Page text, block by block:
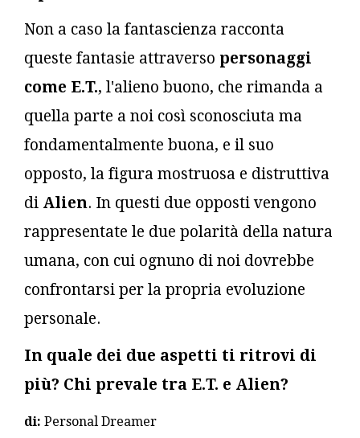
Non a caso la fantascienza racconta
queste fantasie attraverso personaggi
come E.T., l'alieno buono, che rimanda a
quella parte a noi così sconosciuta ma
fondamentalmente buona, e il suo
opposto, la figura mostruosa e distruttiva
di Alien. In questi due opposti vengono
rappresentate le due polarità della natura
umana, con cui ognuno di noi dovrebbe
confrontarsi per la propria evoluzione
personale.
In quale dei due aspetti ti ritrovi di
più? Chi prevale tra E.T. e Alien?
di: Personal Dreamer